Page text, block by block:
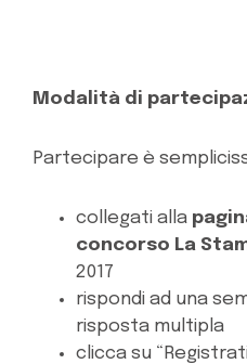
Modalità di
Partecipare è
collegati alla
concorso La
2017
rispondi ad una
risposta multipla
clicca su